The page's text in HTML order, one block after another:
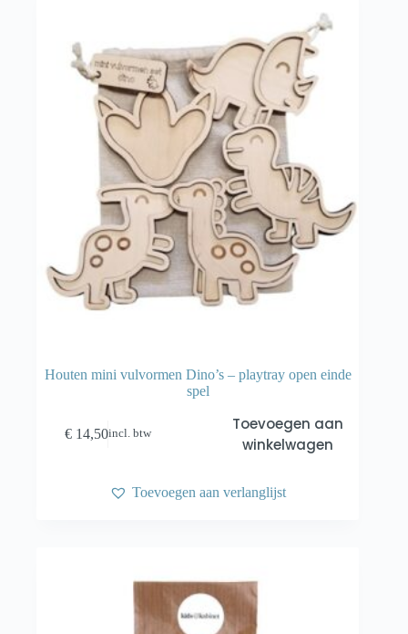
Houten mini vulvormen Dino’s – playtray open einde
spel
€ 14,50incl. btw
Toevoegen aan
winkelwagen
Toevoegen aan verlanglijst